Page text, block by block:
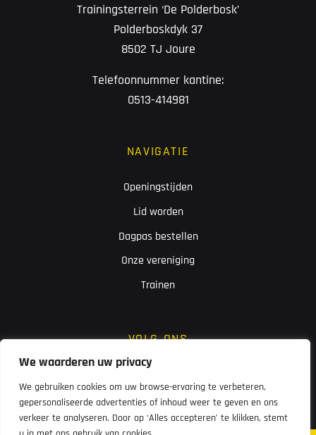
We waarderen uw privacy
We gebruiken cookies om uw browse-ervaring te verbeteren,
gepersonaliseerde advertenties of inhoud weer te geven en ons
verkeer te analyseren. Door op ‘Alles accepteren’ te klikken, stemt
Trainingsterrein ‘De Polderbosk’
Polderboskdyk 37
8502 TJ Joure
Telefoonnummer kantine:
0513-414981
NAVIGATIE
Openingstijden
Lid worden
Dagpas bestellen
Onze vereniging
Trainen
VOLG ONS